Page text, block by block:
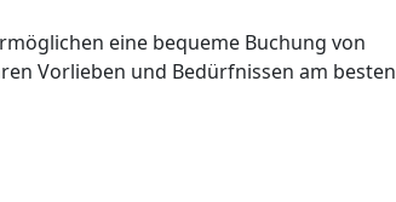
eine bequeme Buchung von
Vorlieben und Bedürfnissen am besten